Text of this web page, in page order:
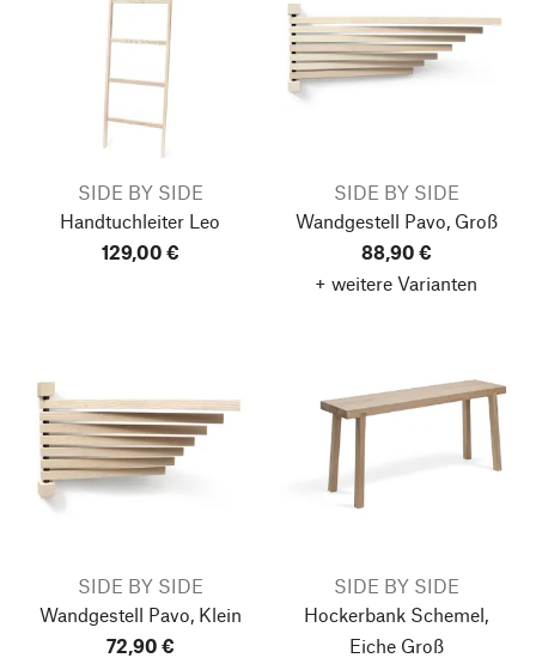
SIDE BY SIDE
Handtuchleiter Leo
129,00 €
SIDE BY SIDE
Wandgestell Pavo, Groß
88,90 €
+ weitere Varianten
SIDE BY SIDE
Wandgestell Pavo, Klein
72,90 €
SIDE BY SIDE
Hockerbank Schemel,
EicheGroß